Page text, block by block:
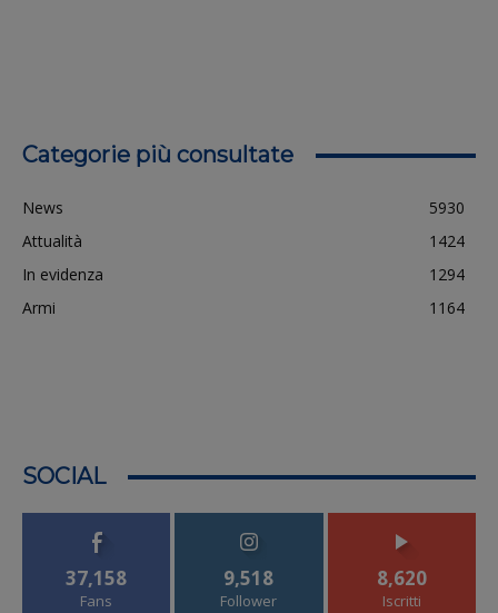
Categorie più consultate
News
5930
Attualità
1424
In evidenza
1294
Armi
1164
SOCIAL
37,158
Fans
9,518
Follower
8,620
Iscritti